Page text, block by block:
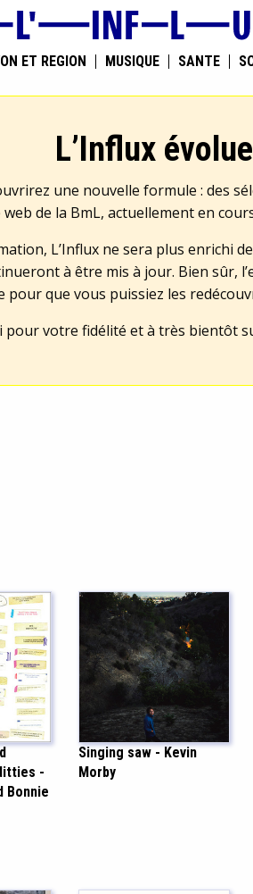
ET RÉGION MUSIQUE SANTÉ
L’Influx évolue
une nouvelle formule : des
web de la BmL, actuellement en
L’Influx ne sera plus enrichi
à être mis à jour. Bien sûr,
pour que vous puissiez les
pour votre fidélité et à très bientôt
-
Bonnie
Singing saw - Kevin
Morby